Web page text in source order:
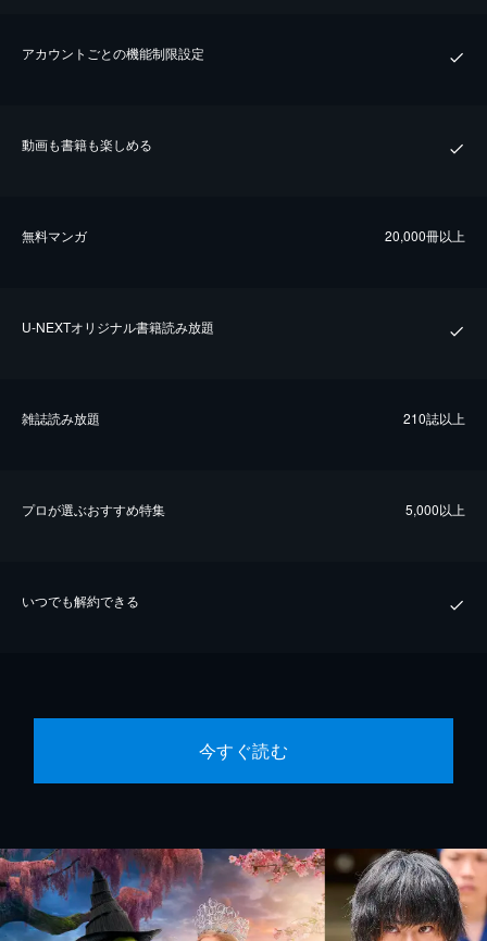
アカウントごとの機能制限設定
動画も書籍も楽しめる
無料マンガ 20,000冊以上
U-NEXTオリジナル書籍読み放題
雑誌読み放題 210誌以上
プロが選ぶおすすめ特集 5,000以上
いつでも解約できる
今すぐ読む